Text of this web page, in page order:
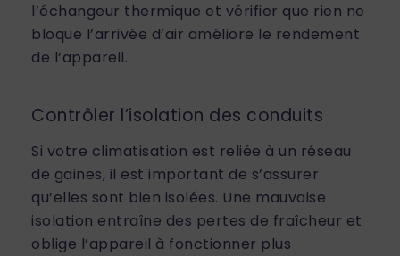
l’échangeur thermique et vérifier que rien ne
bloque l’arrivée d’air améliore le rendement
de l’appareil.
Contrôler l’isolation des conduits
Si votre climatisation est reliée à un réseau
de gaines, il est important de s’assurer
qu’elles sont bien isolées. Une mauvaise
isolation entraîne des pertes de fraîcheur et
oblige l’appareil à fonctionner plus